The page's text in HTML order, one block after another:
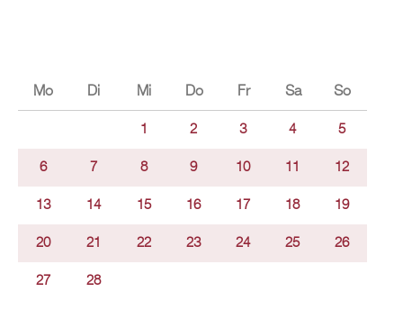
Mo Di Mi Do Fr Sa So
1 2 3 4 5
6 7 8 9 10 11 12
13 14 15 16 17 18 19
20 21 22 23 24 25 26
27 28